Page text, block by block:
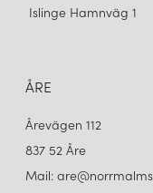
Islinge Hamnväg 1
ÅRE
Årevägen 112
837 52 Åre
Mail: